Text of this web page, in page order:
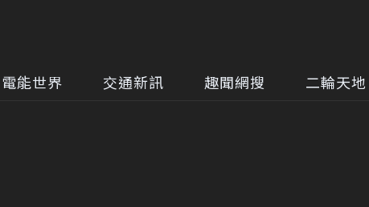
電能世界 交通新訊 趣聞網搜 二輪天地